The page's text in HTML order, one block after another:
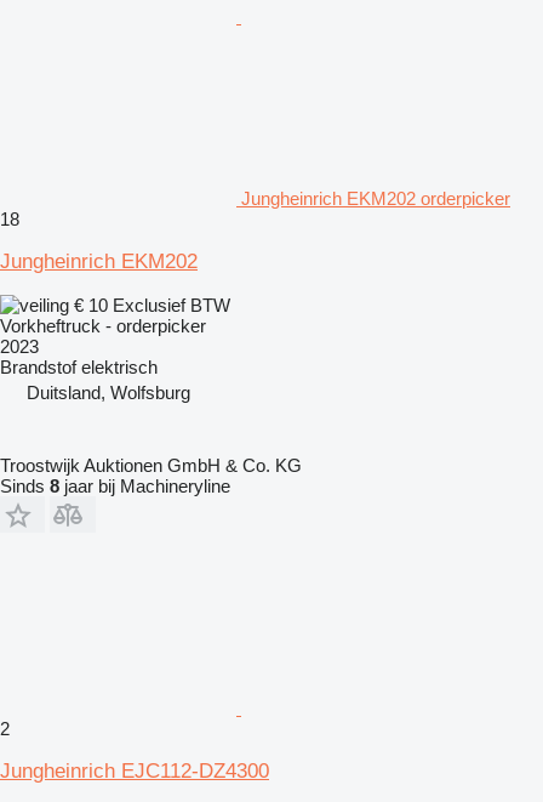
Jungheinrich EKM202 orderpicker
18
Jungheinrich EKM202
€ 10 Exclusief BTW
Vorkheftruck - orderpicker
2023
Brandstof elektrisch
Duitsland, Wolfsburg
Troostwijk Auktionen GmbH & Co. KG
Sinds 8 jaar bij Machineryline
2
Jungheinrich EJC112-DZ4300